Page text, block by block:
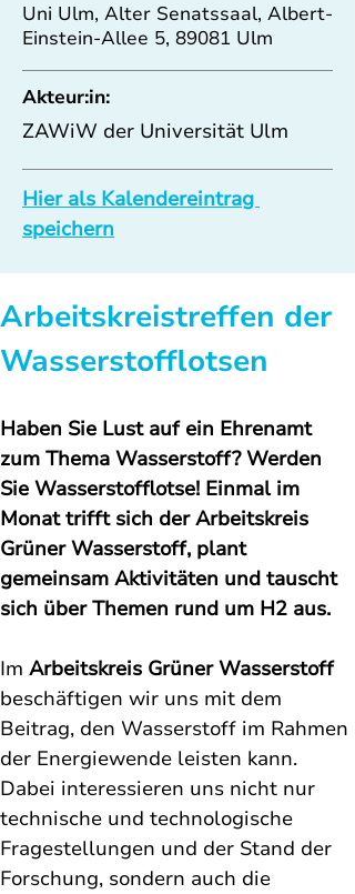
Uni Ulm, Alter Senatssaal, Albert-
Einstein-Allee 5, 89081 Ulm
Akteur:in:
ZAWiW der Universität Ulm
Hier als Kalendereintrag
speichern
Arbeitskreistreffen der
Wasserstofflotsen
Haben Sie Lust auf ein Ehrenamt
zum Thema Wasserstoff? Werden
Sie Wasserstofflotse! Einmal im
Monat trifft sich der Arbeitskreis
Grüner Wasserstoff, plant
gemeinsam Aktivitäten und tauscht
sich über Themen rund um H2 aus.
Im Arbeitskreis Grüner Wasserstoff
beschäftigen wir uns mit dem
Beitrag, den Wasserstoff im Rahmen
der Energiewende leisten kann.
Dabei interessieren uns nicht nur
technische und technologische
Fragestellungen und der Stand der
Forschung, sondern auch die